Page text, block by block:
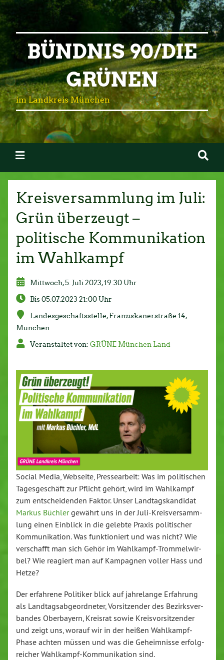
BÜNDNIS 90/DIE
GRÜNEN
im Landkreis München
Kreisversammlung im Juli:
Grün überzeugt –
politische Kommunikation
im Wahlkampf
Mittwoch, 5. Juli 2023, 19:30 Uhr
Bis 05.07.2023 21:00 Uhr
Lan­des­ge­schäfts­stel­le, Fran­zis­ka­ner­stra­ße 14,
München
Ver­an­stal­tet von:GRÜNE München Land
Social Media, Webseite, Pres­se­ar­beit: Was im po­li­ti­schen
Ta­ges­ge­schäft zur Pflicht gehört, wird im Wahlkampf
zum ent­schei­den­den Faktor. Unser Land­tags­kan­di­dat
Markus Büchlergewährt uns in der Ju­li-Kreis­ver­samm­
lung einen Einblick in die gelebte Praxis po­li­ti­scher
Kom­mu­ni­ka­ti­on. Was funk­tio­niert und was nicht? Wie
ver­schafft man sich Gehör im Wahl­kampf-Trom­mel­wir­
bel? Wie reagiert man auf Kampagnen voller Hass und
Hetze?
Der erfahrene Politiker blick auf jah­re­lan­ge Erfahrung
als Land­tags­ab­ge­ord­ne­ter, Vor­sit­zen­der des Be­zirks­ver­
ban­des Ober­bay­ern, Kreisrat sowie Kreis­vor­sit­zen­der
und zeigt uns, worauf wir in der heißen Wahl­kampf-
Pha­se achten müssen und was die Ge­heim­nis­se er­folg­
rei­cher Wahl­kampf-Kom­mu­ni­ka­ti­on sind.